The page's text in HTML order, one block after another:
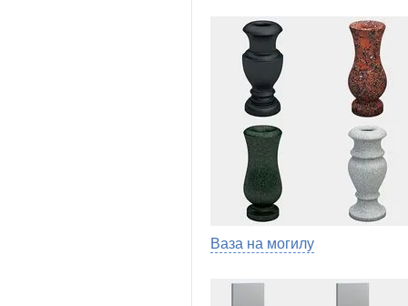
Ваза на могилу